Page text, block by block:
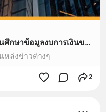
ตลาดหลักทรัพย์ฯ ขอให้ผู้ลงทุนศึกษาข้อมูลงบการเงินของ EA และติดตามคำชี้แจงของบริษัท - ตลาดหลักทรัพย์แห่งประเทศไทย
หล่งข่าวต่างๆ
2